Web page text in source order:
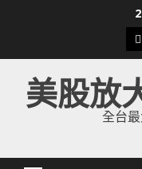
下
美股放
全台